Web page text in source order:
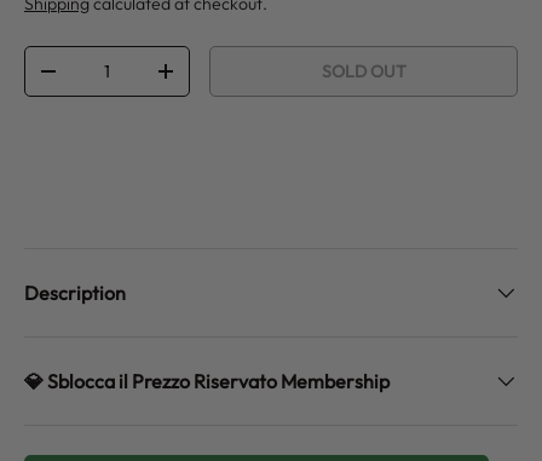
Qty
DECREASE QUANTITYINCREASE QUANTITYSOLD OUT
Description
💎 Sblocca il Prezzo Riservato Membership